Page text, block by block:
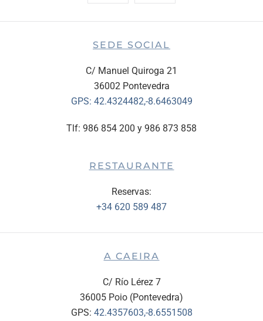
SEDE SOCIAL
C/ Manuel Quiroga 21
36002 Pontevedra
GPS: 42.4324482,-8.6463049
Tlf: 986 854 200 y 986 873 858
RESTAURANTE
Reservas:
+34 620 589 487
A CAEIRA
C/ Río Lérez 7
36005 Poio (Pontevedra)
GPS: 42.4357603,-8.6551508